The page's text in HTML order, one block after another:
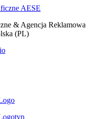
& Agencja Reklamowa
(PL)